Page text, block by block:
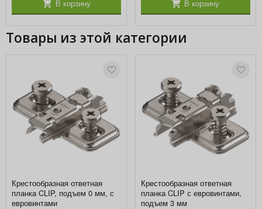
В корзину В корзину
Товары из этой категории
Крестообразная ответная
планка CLIP, подъем 0 мм, с
евровинтами
Крестообразная ответная
планка CLIP с евровинтами,
подъем 3 мм